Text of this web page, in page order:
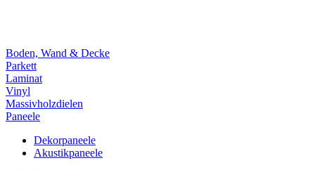
Boden, Wand & Decke
Parkett
Laminat
Vinyl
Massivholzdielen
Paneele
Dekorpaneele
Akustikpaneele